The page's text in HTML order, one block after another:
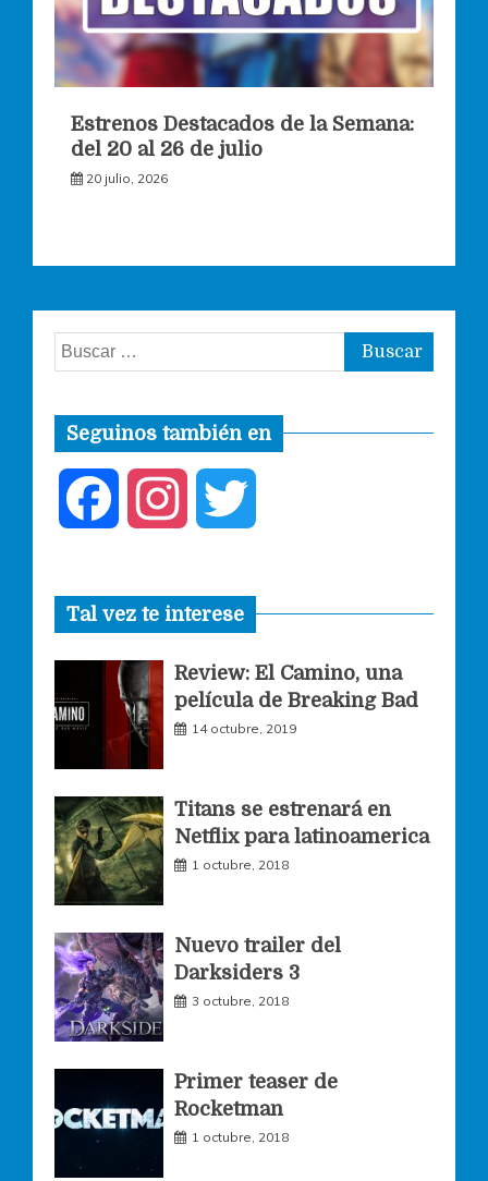
Estrenos Destacados de la Semana:
del 20 al 26 de julio
20 julio, 2026
Buscar:
Seguinos también en
c
e
b
o
o
s
t
a
g
m
i
t
t
r
Tal vez te interese
Review: El Camino, una
película de Breaking Bad
14 octubre, 2019
Titans se estrenará en
Netflix para latinoamerica
1 octubre, 2018
Nuevo trailer del
Darksiders 3
3 octubre, 2018
Primer teaser de
Rocketman
1 octubre, 2018